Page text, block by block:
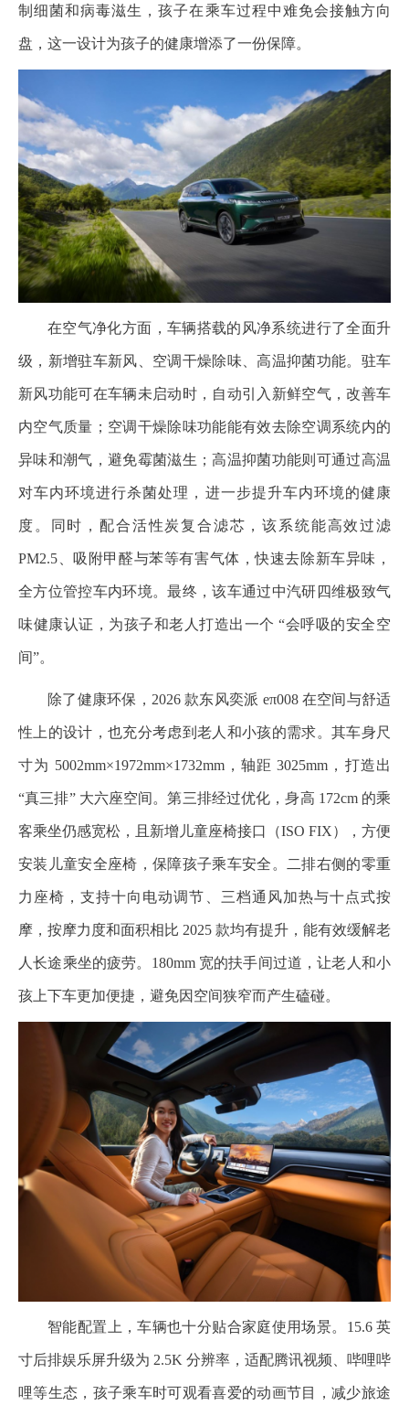
制细菌和病毒滋生，孩子在乘车过程中难免会接触方向
盘，这一设计为孩子的健康增添了一份保障。
在空气净化方面，车辆搭载的风净系统进行了全面升
级，新增驻车新风、空调干燥除味、高温抑菌功能。驻车
新风功能可在车辆未启动时，自动引入新鲜空气，改善车
内空气质量；空调干燥除味功能能有效去除空调系统内的
异味和潮气，避免霉菌滋生；高温抑菌功能则可通过高温
对车内环境进行杀菌处理，进一步提升车内环境的健康
度。同时，配合活性炭复合滤芯，该系统能高效过滤
PM2.5、吸附甲醛与苯等有害气体，快速去除新车异味，
全方位管控车内环境。最终，该车通过中汽研四维极致气
味健康认证，为孩子和老人打造出一个 “会呼吸的安全空
间”。
除了健康环保，2026 款东风奕派 eπ008 在空间与舒适
性上的设计，也充分考虑到老人和小孩的需求。其车身尺
寸为 5002mm×1972mm×1732mm，轴距 3025mm，打造出
“真三排” 大六座空间。第三排经过优化，身高 172cm 的乘
客乘坐仍感宽松，且新增儿童座椅接口（ISO FIX），方便
安装儿童安全座椅，保障孩子乘车安全。二排右侧的零重
力座椅，支持十向电动调节、三档通风加热与十点式按
摩，按摩力度和面积相比 2025 款均有提升，能有效缓解老
人长途乘坐的疲劳。180mm 宽的扶手间过道，让老人和小
孩上下车更加便捷，避免因空间狭窄而产生磕碰。
智能配置上，车辆也十分贴合家庭使用场景。15.6 英
寸后排娱乐屏升级为 2.5K 分辨率，适配腾讯视频、哔哩哔
哩等生态，孩子乘车时可观看喜爱的动画节目，减少旅途